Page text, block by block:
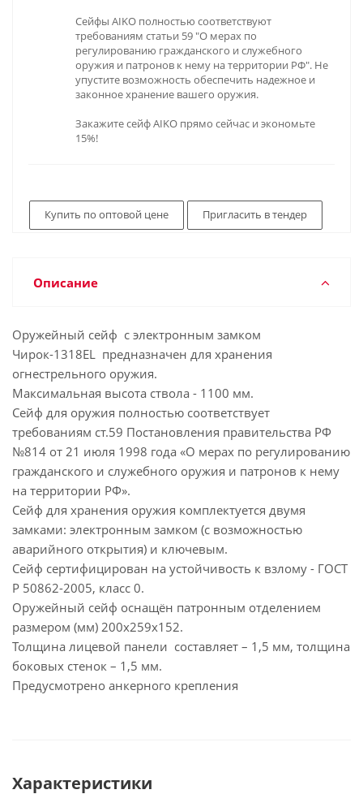
Сейфы AIKO полностью соответствуют
требованиям статьи 59 "О мерах по
регулированию гражданского и служебного
оружия и патронов к нему на территории РФ". Не
упустите возможность обеспечить надежное и
законное хранение вашего оружия.
Закажите сейф AIKO прямо сейчас и экономьте
15%!
Купить по оптовой цене Пригласить в тендер
Описание
Оружейный сейф с электронным замком
Чирок-1318EL предназначен для хранения
огнестрельного оружия.
Максимальная высота ствола - 1100 мм.
Сейф для оружия полностью соответствует
требованиям ст.59 Постановления правительства РФ
№814 от 21 июля 1998 года «О мерах по регулированию
гражданского и служебного оружия и патронов к нему
на территории РФ».
Сейф для хранения оружия комплектуется двумя
замками: электронным замком (с возможностью
аварийного открытия) и ключевым.
Сейф сертифицирован на устойчивость к взлому - ГОСТ
Р 50862-2005, класс 0.
Оружейный сейф оснащён патронным отделением
размером (мм) 200x259x152.
Толщина лицевой панели составляет – 1,5 мм, толщина
боковых стенок – 1,5 мм.
Предусмотрено анкерного крепления
Характеристики